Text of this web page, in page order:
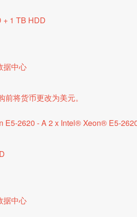
+ 1 TB HDD
据中心
前将货币更改为美元。
E5-2620 - A2 x Intel® Xeon® E5-
据中心